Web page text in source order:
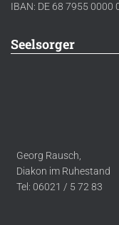
IBAN: DE 68 7955 0000
Seelsorger
Georg Rausch,
Diakon im Ruhestand
Tel: 06021 / 5 72 83